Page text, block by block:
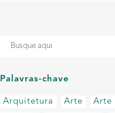
Palavras-chave
Arquitetura Arte Arte